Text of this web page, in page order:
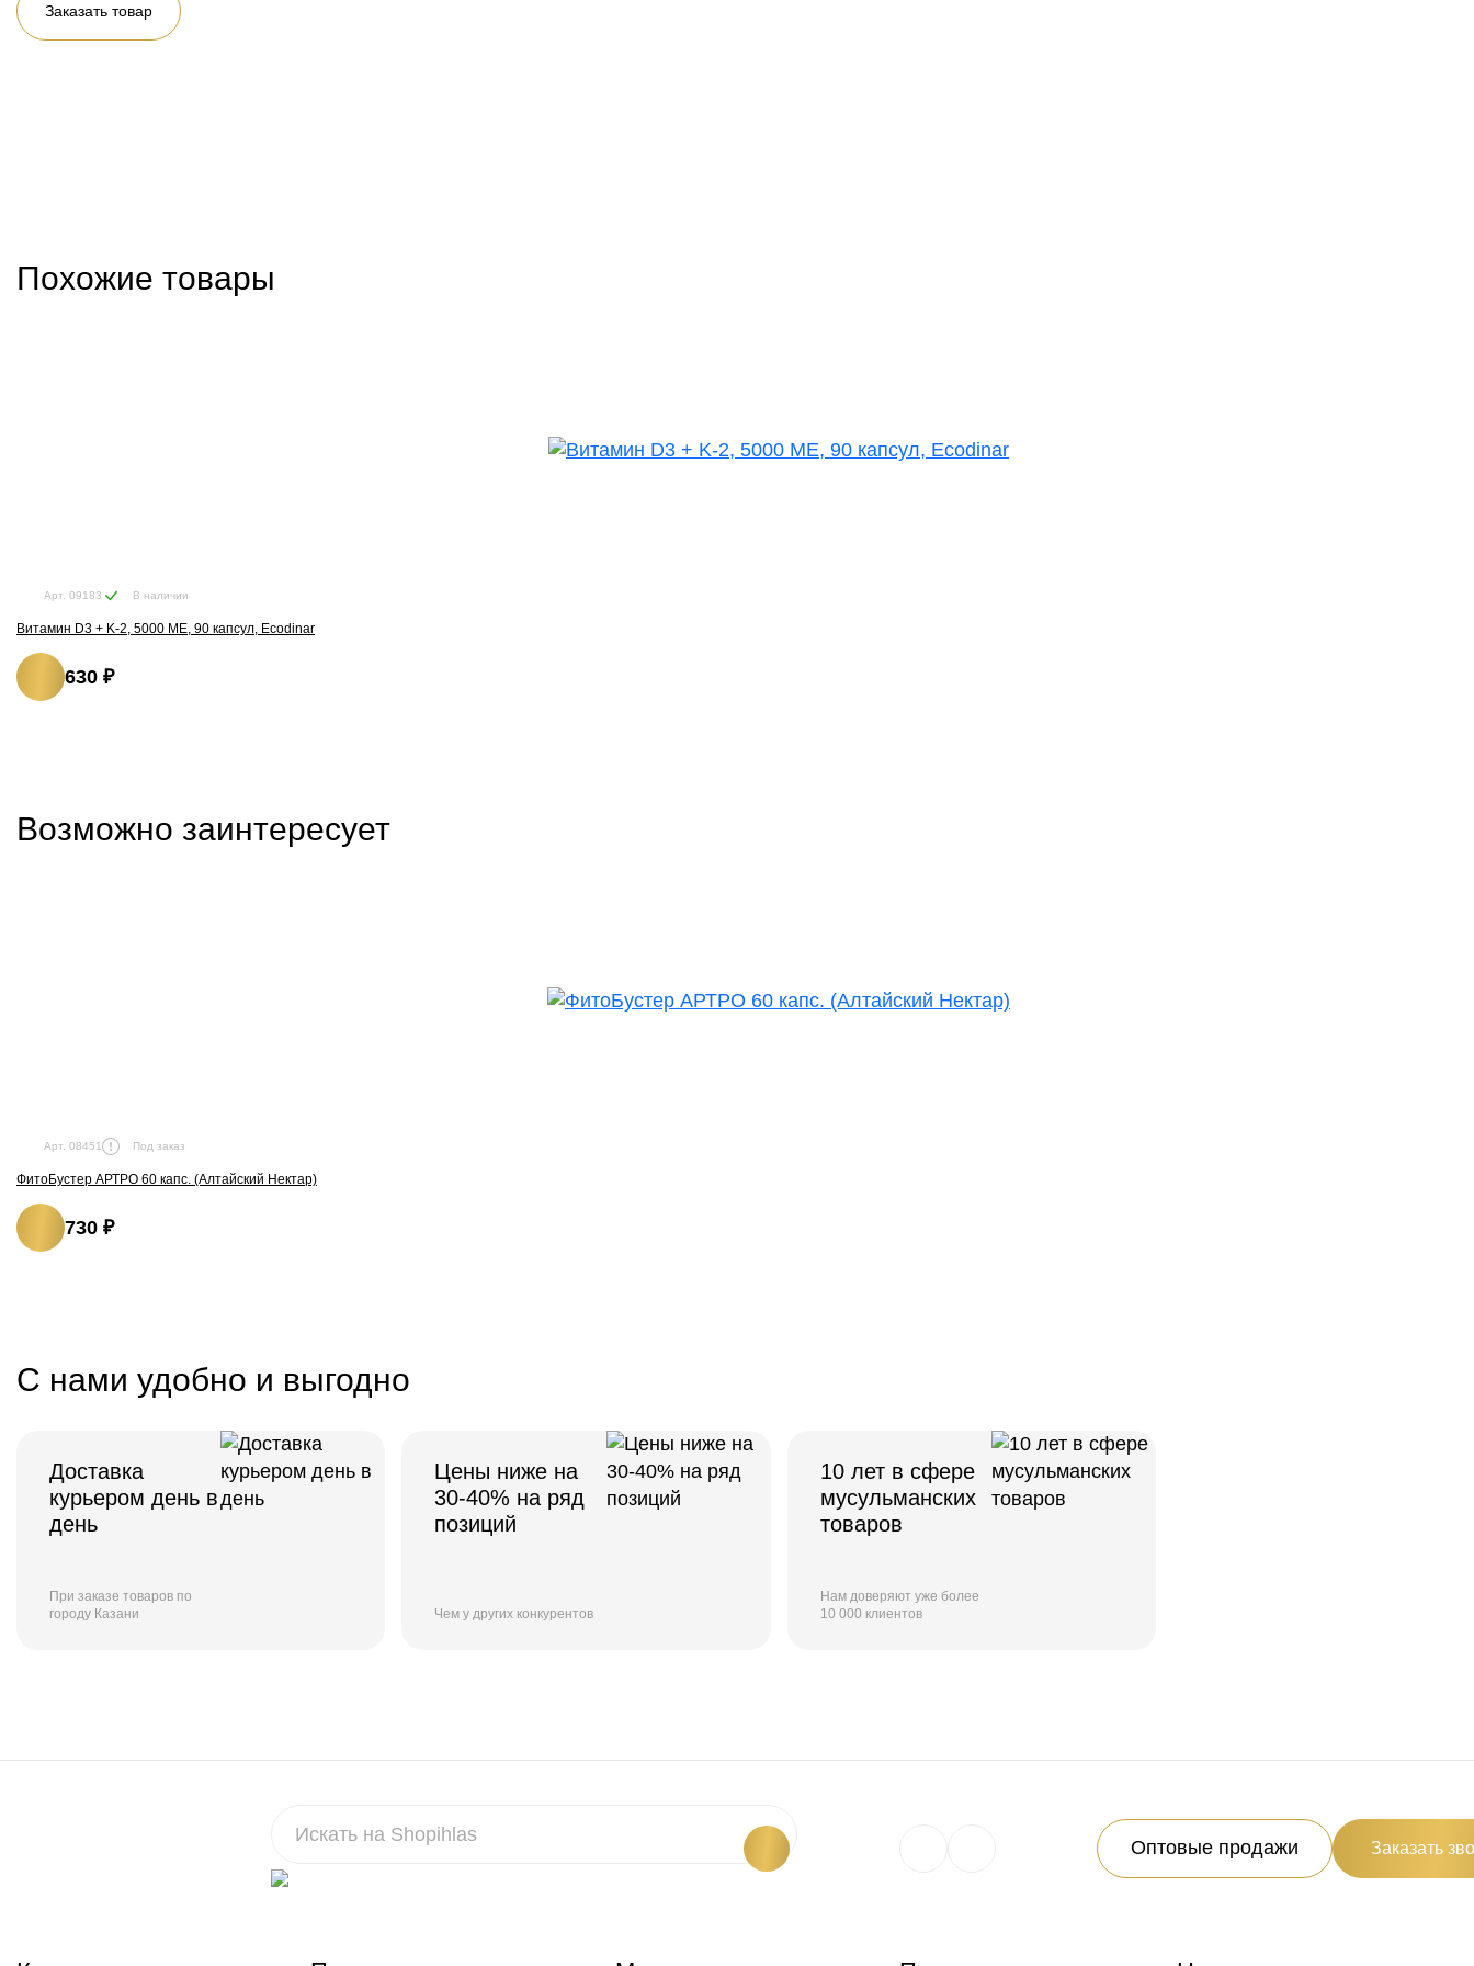
Заказать товар
Похожие товары
Арт. 09183 В наличии
Витамин D3 + K-2, 5000 ME, 90 капсул, Ecodinar
630 ₽
Возможно заинтересует
Арт. 08451 Под заказ
ФитоБустер АРТРО 60 капс. (Алтайский Нектар)
730 ₽
С нами удобно и выгодно
Доставка
курьером день в
день
При заказе товаров по
городу Казани
Цены ниже на
30-40% на ряд
позиций
Чем у других конкурентов
10 лет в сфере
мусульманских
товаров
Нам доверяют уже более
10 000 клиентов
Оптовые продажи Заказать